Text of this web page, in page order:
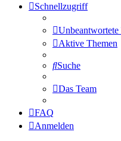
Schnellzugriff
Unbeantwortete
Aktive Themen
Suche
Das Team
FAQ
Anmelden